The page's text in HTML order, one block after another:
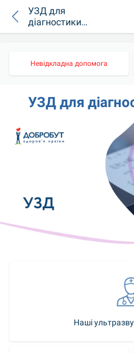
УЗД для
діагностики
онкології
Невідкладна допомога
УЗД для
Наші